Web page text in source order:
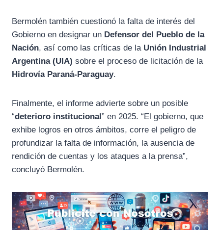
Bermolén también cuestionó la falta de interés del
Gobierno en designar un Defensor del Pueblo de la
Nación, así como las críticas de la Unión Industrial
Argentina (UIA) sobre el proceso de licitación de la
Hidrovía Paraná-Paraguay.
Finalmente, el informe advierte sobre un posible
“deterioro institucional” en 2025. “El gobierno, que
exhibe logros en otros ámbitos, corre el peligro de
profundizar la falta de información, la ausencia de
rendición de cuentas y los ataques a la prensa”,
concluyó Bermolén.